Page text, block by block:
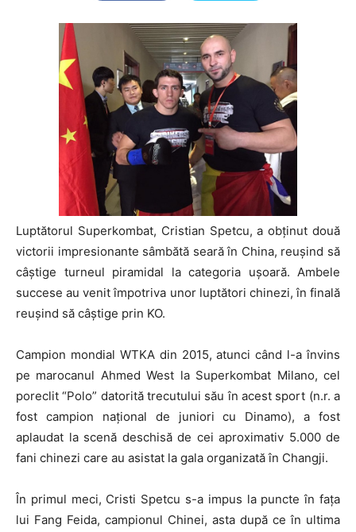
Luptătorul Superkombat, Cristian Spetcu, a obținut două
victorii impresionante sâmbătă seară în China, reușind să
câștige turneul piramidal la categoria ușoară. Ambele
succese au venit împotriva unor luptători chinezi, în finală
reușind să câștige prin KO.
Campion mondial WTKA din 2015, atunci când l-a învins
pe marocanul Ahmed West la Superkombat Milano, cel
poreclit “Polo” datorită trecutului său în acest sport (n.r. a
fost campion național de juniori cu Dinamo), a fost
aplaudat la scenă deschisă de cei aproximativ 5.000 de
fani chinezi care au asistat la gala organizată în Changji.
În primul meci, Cristi Spetcu s-a impus la puncte în fața
lui Fang Feida, campionul Chinei, asta după ce în ultima